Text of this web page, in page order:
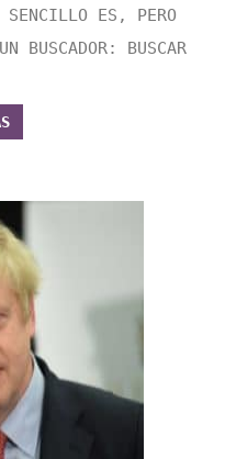
ES, PERO
BUSCADOR: BUSCAR